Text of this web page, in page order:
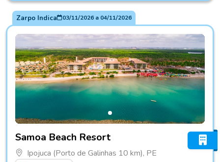
Zarpo Indica 03/11/2026a 04/11/2026
Samoa Beach Resort
Ipojuca (Porto de Galinhas 10 km), PE